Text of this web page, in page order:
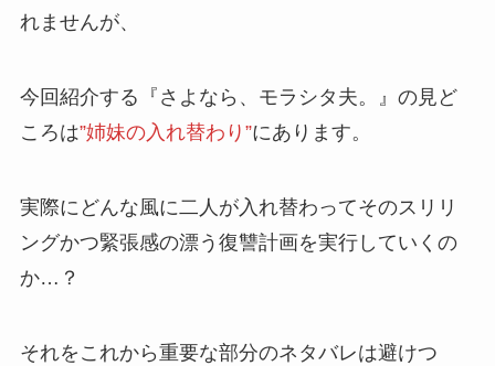
れませんが、
今回紹介する『さよなら、モラシタ夫。』の見ど
ころは”姉妹の入れ替わり”にあります。
実際にどんな風に二人が入れ替わってそのスリリ
ングかつ緊張感の漂う復讐計画を実行していくの
か…？
それをこれから重要な部分のネタバレは避けつ